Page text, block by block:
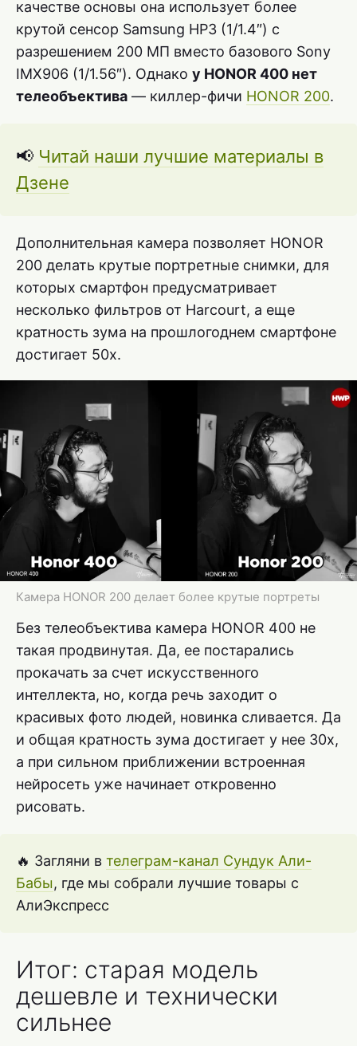
качестве основы она использует более
крутой сенсор Samsung HP3 (1/1.4″) с
разрешением 200 МП вместо базового Sony
IMX906 (1/1.56″). Однако у HONOR 400 нет
телеобъектива — киллер-фичи HONOR 200.
📢 Читай наши лучшие материалы в
Дзене
Дополнительная камера позволяет HONOR
200 делать крутые портретные снимки, для
которых смартфон предусматривает
несколько фильтров от Harcourt, а еще
кратность зума на прошлогоднем смартфоне
достигает 50x.
Камера HONOR 200 делает более крутые портреты
Без телеобъектива камера HONOR 400 не
такая продвинутая. Да, ее постарались
прокачать за счет искусственного
интеллекта, но, когда речь заходит о
красивых фото людей, новинка сливается. Да
и общая кратность зума достигает у нее 30x,
а при сильном приближении встроенная
нейросеть уже начинает откровенно
рисовать.
🔥 Загляни в телеграм-канал Сундук Али-
Бабы, где мы собрали лучшие товары с
АлиЭкспресс
Итог: старая модель
дешевле и технически
сильнее